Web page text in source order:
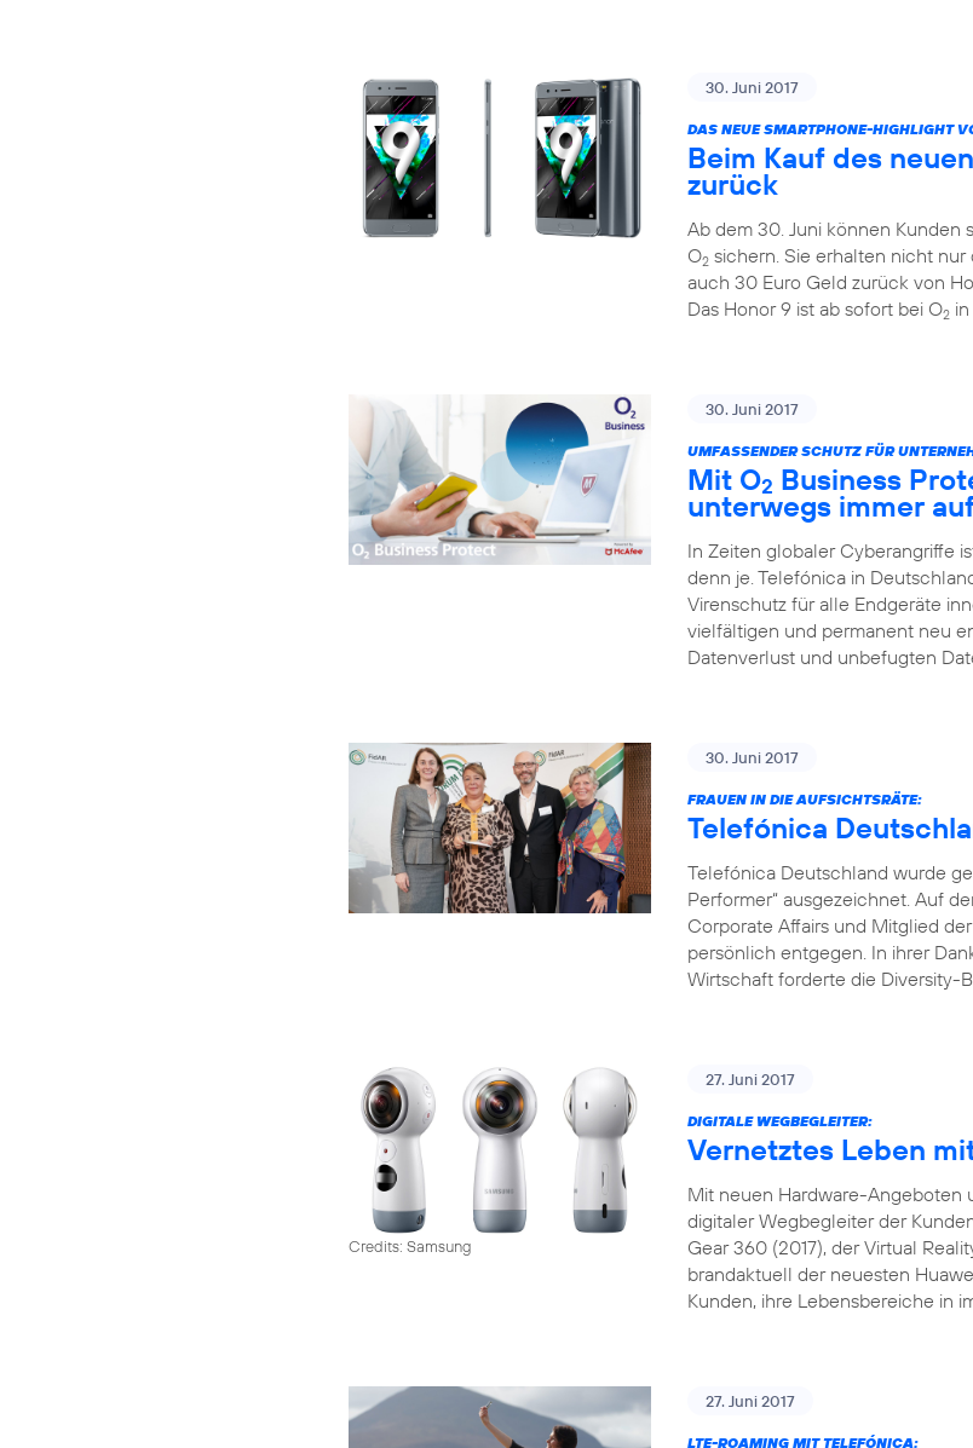
30. Juni 2017
DAS NEUE SMARTPHONE-HIGHLIGHT
Beim Kauf des
zurück
Ab dem 30. Juni können Kunden
O2 sichern. Sie erhalten nicht
auch 30 Euro Geld zurück von
Das Honor 9 ist ab sofort bei O2
30. Juni 2017
UMFASSENDER SCHUTZ FÜR
Mit O2 Business
unterwegs immer
In Zeiten globaler Cyberangriffe
denn je. Telefónica in
Virenschutz für alle Endgeräte
vielfältigen und permanent neu
Datenverlust und unbefugten
30. Juni 2017
FRAUEN IN DIE AUFSICHTSRÄTE:
Telefónica
Telefónica Deutschland wurde
Performer“ ausgezeichnet. Auf
Corporate Affairs und Mitglied
persönlich entgegen. In ihrer
Wirtschaft forderte die Diversity-
Credits: Samsung
27. Juni 2017
DIGITALE WEGBEGLEITER:
Vernetztes Leben
Mit neuen Hardware-Angeboten
digitaler Wegbegleiter der
Gear 360 (2017), der Virtual
brandaktuell der neuesten
Kunden, ihre Lebensbereiche in
27. Juni 2017
LTE-ROAMING MIT TELEFÓNICA: